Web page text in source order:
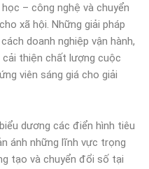
– công nghệ và chuyển
xã hội. Những giải pháp
doanh nghiệp vận hành,
cải thiện chất lượng cuộc
viên sáng giá cho giải
dương các điển hình tiêu
ánh những lĩnh vực trọng
tạo và chuyển đổi số tại